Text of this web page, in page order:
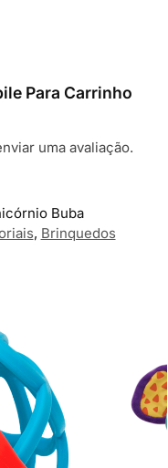
Para Carrinho
uma avaliação.
Buba
, Brinquedos